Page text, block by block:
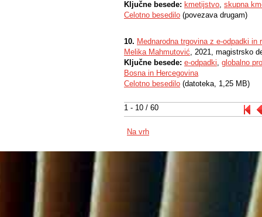
1 - 10 / 60
Ključne besede: kmetijstvo, skupna
Celotno besedilo (povezava drugam)
10. Mednarodna trgovina z e-odpadki
Melika Mahmutović, 2021, magistrsko
Ključne besede: e-odpadki, globalno
Bosna in Hercegovina
Celotno besedilo (datoteka, 1,25 MB)
Na vrh